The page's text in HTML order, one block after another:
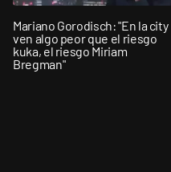
Mariano Gorodisch: "En la city
ven algo peor que el riesgo
kuka, el riesgo Miriam
Bregman"